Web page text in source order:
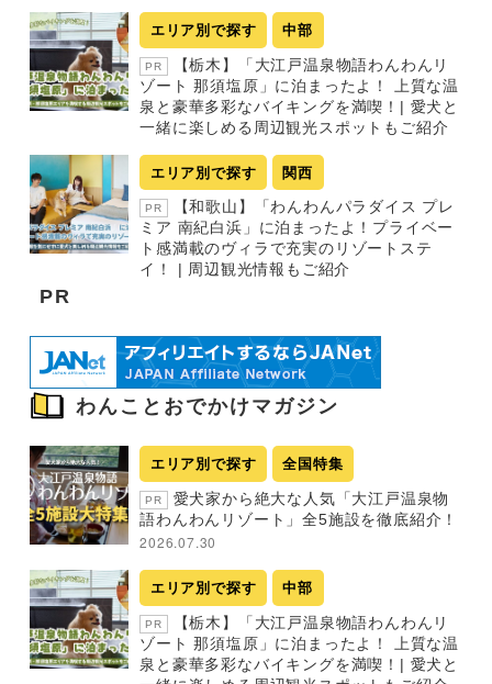
エリア別で探す 中部
PR
【栃木】「大江戸温泉物語わんわんリ
ゾート 那須塩原」に泊まったよ！ 上質な温
泉と豪華多彩なバイキングを満喫！| 愛犬と
一緒に楽しめる周辺観光スポットもご紹介
エリア別で探す 関西
PR
【和歌山】「わんわんパラダイス プレ
ミア 南紀白浜」に泊まったよ！プライベー
ト感満載のヴィラで充実のリゾートステ
イ！ | 周辺観光情報もご紹介
PR
わんことおでかけマガジン
エリア別で探す 全国特集
PR
愛犬家から絶大な人気「大江戸温泉物
語わんわんリゾート」全5施設を徹底紹介！
2026.07.30
エリア別で探す 中部
PR
【栃木】「大江戸温泉物語わんわんリ
ゾート 那須塩原」に泊まったよ！ 上質な温
泉と豪華多彩なバイキングを満喫！| 愛犬と